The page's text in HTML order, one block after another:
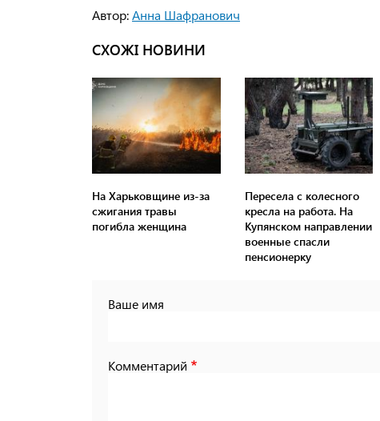
Автор:Анна Шафранович
СХОЖІ НОВИНИ
На Харьковщине из-за
сжигания травы
погибла женщина
Пересела с колесного
кресла на работа. На
Купянском направлении
военные спасли
пенсионерку
Ваше имя
Комментарий